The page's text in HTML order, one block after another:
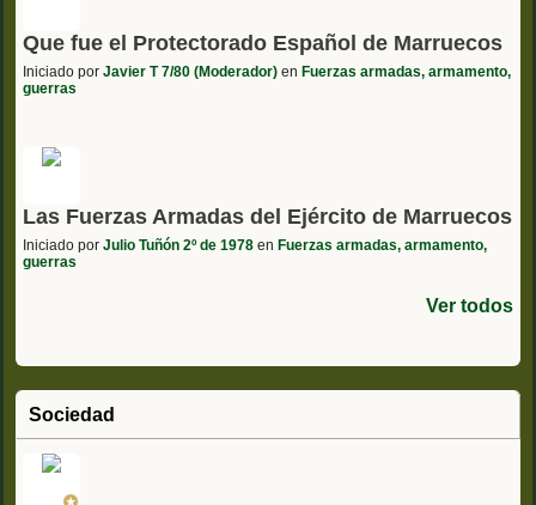
Que fue el Protectorado Español de Marruecos
Iniciado por Javier T 7/80 (Moderador) en Fuerzas armadas, armamento,
guerras
Las Fuerzas Armadas del Ejército de Marruecos
Iniciado por Julio Tuñón 2º de 1978 en Fuerzas armadas, armamento,
guerras
Ver todos
Sociedad